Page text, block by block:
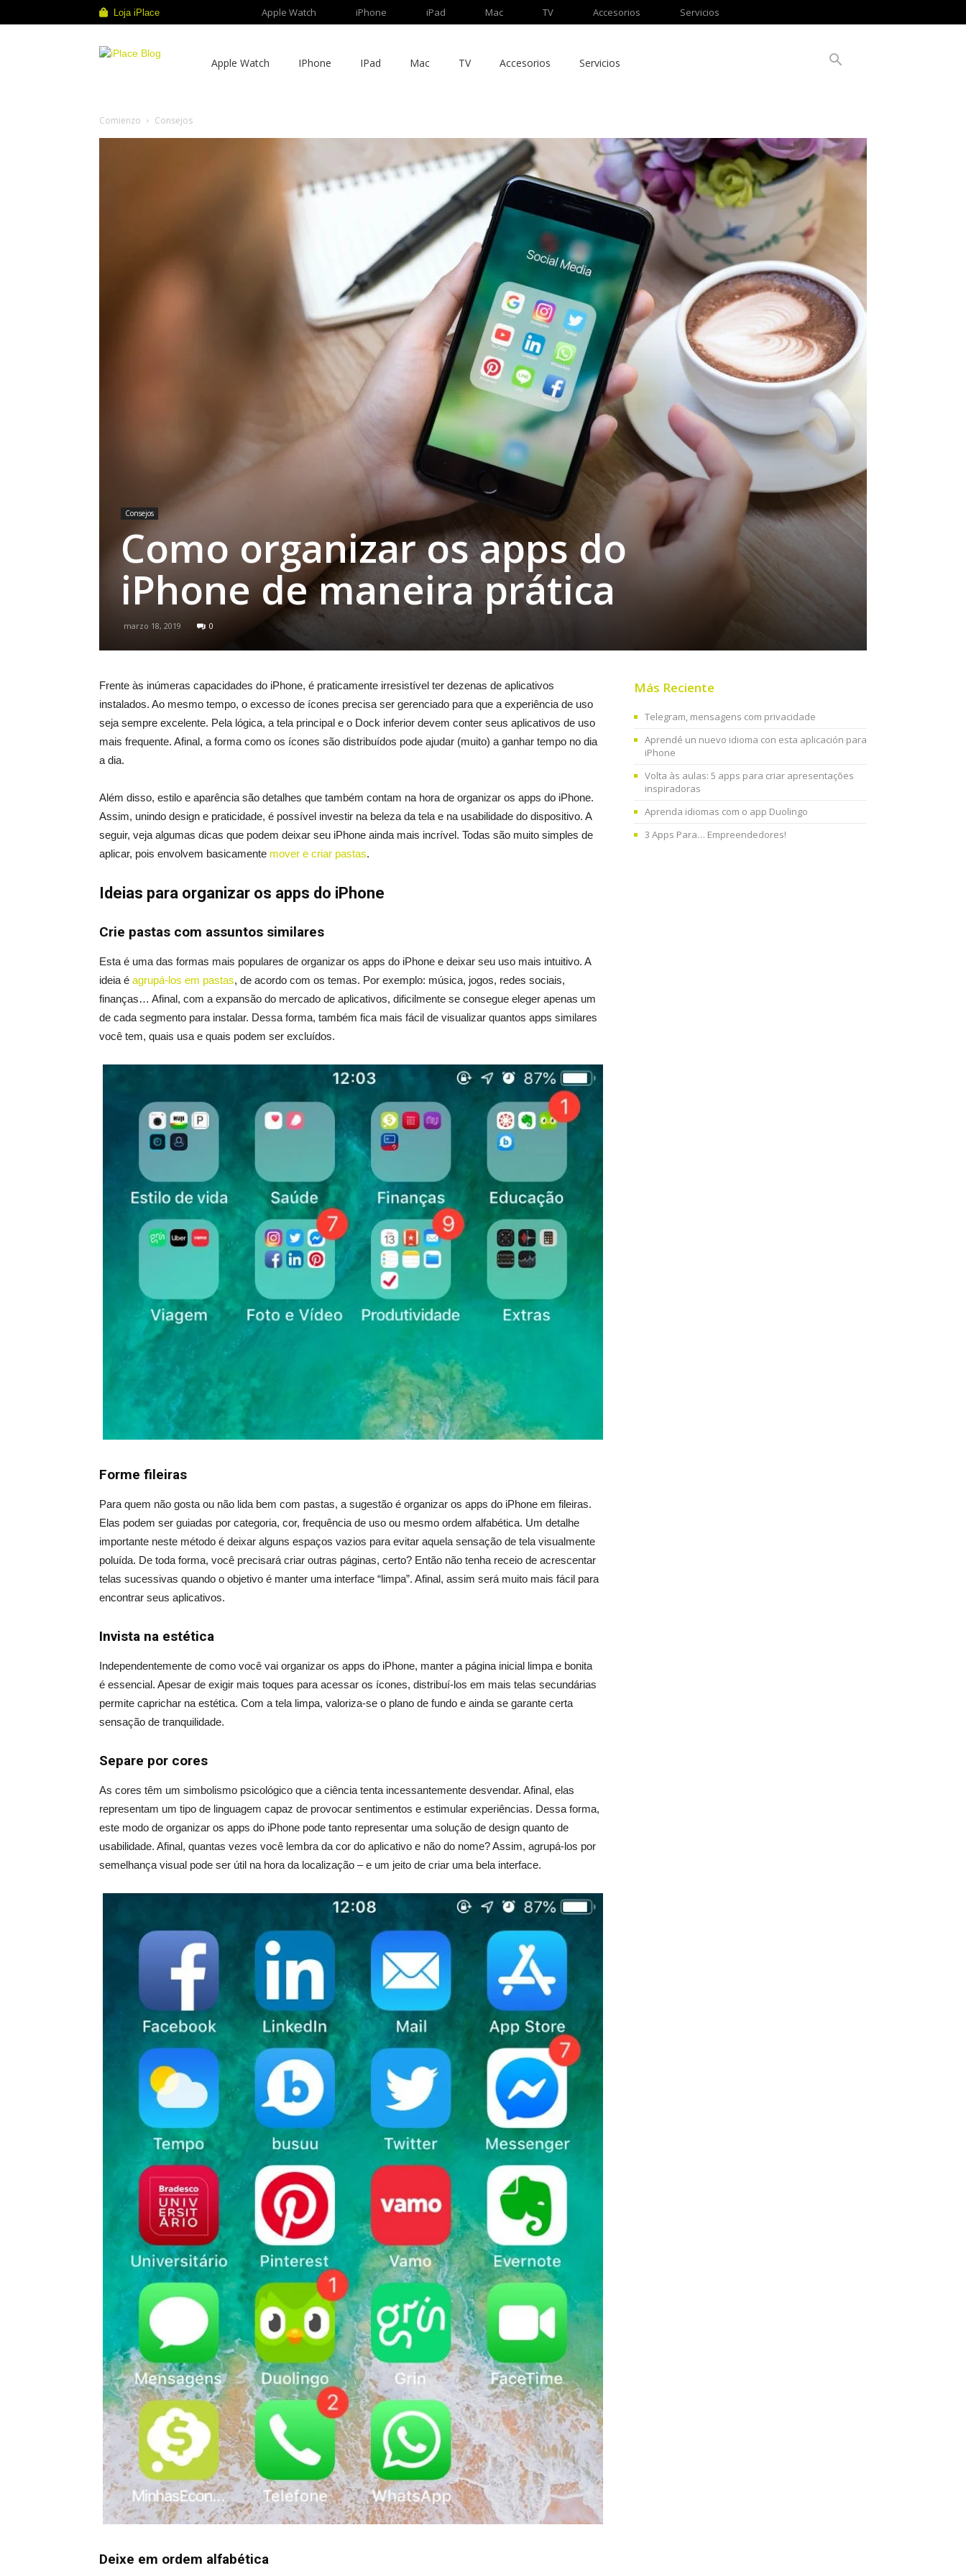
Loja iPlace Apple Watch iPhone iPad Mac TV Accesorios Servicios
Apple Watch IPhone IPad Mac TV Accesorios Servicios
Comienzo Consejos
Consejos
Como organizar os apps do
iPhone de maneira prática
marzo 18, 2019 0
Frente às inúmeras capacidades do iPhone, é praticamente irresistível ter dezenas de aplicativos
instalados. Ao mesmo tempo, o excesso de ícones precisa ser gerenciado para que a experiência de uso
seja sempre excelente. Pela lógica, a tela principal e o Dock inferior devem conter seus aplicativos de uso
mais frequente. Afinal, a forma como os ícones são distribuídos pode ajudar (muito) a ganhar tempo no dia
a dia.
Além disso, estilo e aparência são detalhes que também contam na hora de organizar os apps do iPhone.
Assim, unindo design e praticidade, é possível investir na beleza da tela e na usabilidade do dispositivo. A
seguir, veja algumas dicas que podem deixar seu iPhone ainda mais incrível. Todas são muito simples de
aplicar, pois envolvem basicamente mover e criar pastas.
Ideias para organizar os apps do iPhone
Crie pastas com assuntos similares
Esta é uma das formas mais populares de organizar os apps do iPhone e deixar seu uso mais intuitivo. A
ideia é agrupá-los em pastas, de acordo com os temas. Por exemplo: música, jogos, redes sociais,
finanças… Afinal, com a expansão do mercado de aplicativos, dificilmente se consegue eleger apenas um
de cada segmento para instalar. Dessa forma, também fica mais fácil de visualizar quantos apps similares
você tem, quais usa e quais podem ser excluídos.
Forme fileiras
Para quem não gosta ou não lida bem com pastas, a sugestão é organizar os apps do iPhone em fileiras.
Elas podem ser guiadas por categoria, cor, frequência de uso ou mesmo ordem alfabética. Um detalhe
importante neste método é deixar alguns espaços vazios para evitar aquela sensação de tela visualmente
poluída. De toda forma, você precisará criar outras páginas, certo? Então não tenha receio de acrescentar
telas sucessivas quando o objetivo é manter uma interface “limpa”. Afinal, assim será muito mais fácil para
encontrar seus aplicativos.
Invista na estética
Independentemente de como você vai organizar os apps do iPhone, manter a página inicial limpa e bonita
é essencial. Apesar de exigir mais toques para acessar os ícones, distribuí-los em mais telas secundárias
permite caprichar na estética. Com a tela limpa, valoriza-se o plano de fundo e ainda se garante certa
sensação de tranquilidade.
Separe por cores
As cores têm um simbolismo psicológico que a ciência tenta incessantemente desvendar. Afinal, elas
representam um tipo de linguagem capaz de provocar sentimentos e estimular experiências. Dessa forma,
este modo de organizar os apps do iPhone pode tanto representar uma solução de design quanto de
usabilidade. Afinal, quantas vezes você lembra da cor do aplicativo e não do nome? Assim, agrupá-los por
semelhança visual pode ser útil na hora da localização – e um jeito de criar uma bela interface.
Deixe em ordem alfabética
Más Reciente
Telegram, mensagens com privacidade
Aprendé un nuevo idioma con esta aplicación para
iPhone
Volta às aulas: 5 apps para criar apresentações
inspiradoras
Aprenda idiomas com o app Duolingo
3 Apps Para… Empreendedores!